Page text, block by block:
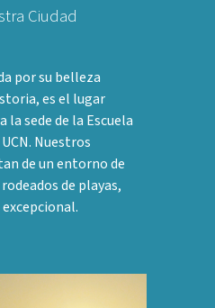
Ciudad
por su belleza
es el lugar
la sede de la Escuela
Nuestros
de un entorno de
de playas,